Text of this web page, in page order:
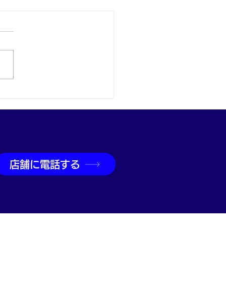
店舗に電話する